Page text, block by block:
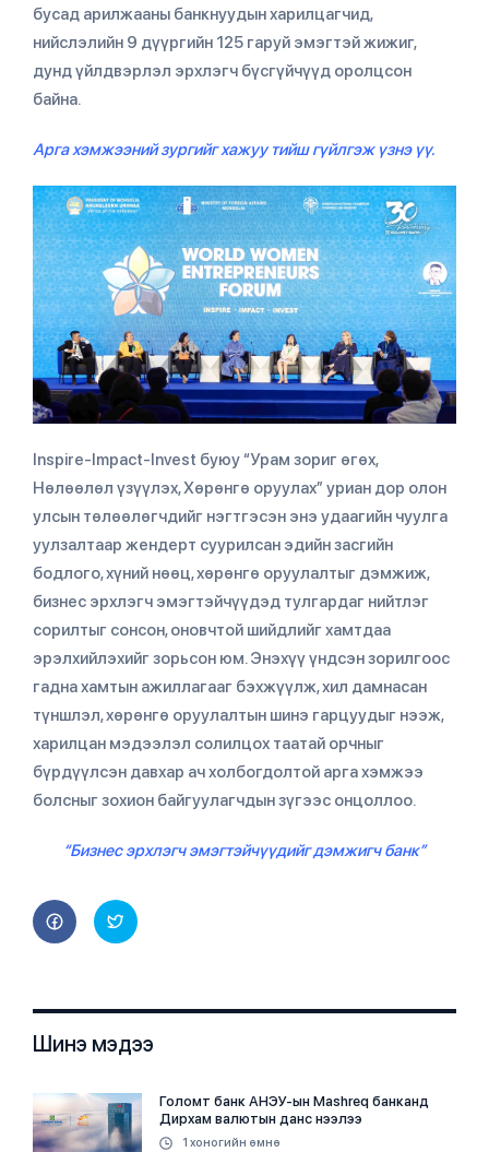
бусад арилжааны банкнуудын харилцагчид,
нийслэлийн 9 дүүргийн 125 гаруй эмэгтэй жижиг,
дунд үйлдвэрлэл эрхлэгч бүсгүйчүүд оролцсон
байна.
Арга хэмжээний зургийг хажуу тийш гүйлгэж үзнэ үү.
Inspire-Impact-Invest буюу “Урам зориг өгөх,
Нөлөөлөл үзүүлэх, Хөрөнгө оруулах” уриан дор олон
улсын төлөөлөгчдийг нэгтгэсэн энэ удаагийн чуулга
уулзалтаар жендерт суурилсан эдийн засгийн
бодлого, хүний нөөц, хөрөнгө оруулалтыг дэмжиж,
бизнес эрхлэгч эмэгтэйчүүдэд тулгардаг нийтлэг
сорилтыг сонсон, оновчтой шийдлийг хамтдаа
эрэлхийлэхийг зорьсон юм. Энэхүү үндсэн зорилгоос
гадна хамтын ажиллагааг бэхжүүлж, хил дамнасан
түншлэл, хөрөнгө оруулалтын шинэ гарцуудыг нээж,
харилцан мэдээлэл солилцох таатай орчныг
бүрдүүлсэн давхар ач холбогдолтой арга хэмжээ
болсныг зохион байгуулагчдын зүгээс онцоллоо.
“Бизнес эрхлэгч эмэгтэйчүүдийг дэмжигч банк”
Шинэ мэдээ
Голомт банк АНЭУ-ын Mashreq банканд
Дирхам валютын данс нээлээ
1 хоногийн өмнө